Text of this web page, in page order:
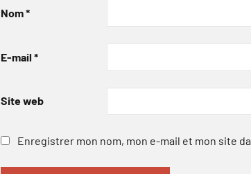
Nom*
E-mail *
Site web
Enregistrer mon nom, mon e-mail et mon site